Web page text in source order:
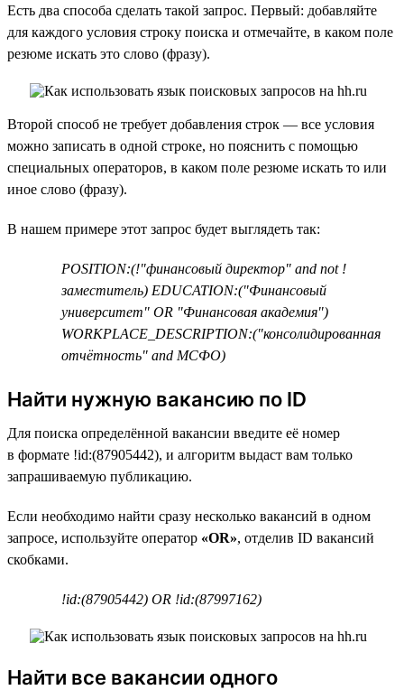
Есть два способа сделать такой запрос. Первый: добавляйте
для каждого условия строку поиска и отмечайте, в каком поле
резюме искать это слово (фразу).
Второй способ не требует добавления строк — все условия
можно записать в одной строке, но пояснить с помощью
специальных операторов, в каком поле резюме искать то или
иное слово (фразу).
В нашем примере этот запрос будет выглядеть так:
POSITION:(!"финансовый директор" and not !
заместитель) EDUCATION:("Финансовый
университет" OR "Финансовая академия")
WORKPLACE_DESCRIPTION:("консолидированная
отчётность" and МСФО)
Найти нужную вакансию по ID
Для поиска определённой вакансии введите её номер
в формате !id:(87905442), и алгоритм выдаст вам только
запрашиваемую публикацию.
Если необходимо найти сразу несколько вакансий в одном
запросе, используйте оператор «OR», отделив ID вакансий
скобками.
!id:(87905442) OR !id:(87997162)
Найти все вакансии одного